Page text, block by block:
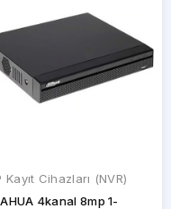
Kayıt Cihazları (NVR)
4kanal 8mp 1-